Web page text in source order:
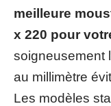
meilleure
x 220 pour
soigneusement
au millimètre
Les modèles